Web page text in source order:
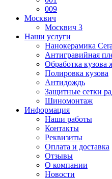
009
Москвич
Москвич 3
Наши услуги
Нанокерамика
Антигравийная
Обработка кузова
Полировка кузова
Антидождь
Защитные сетки
Шиномонтаж
Информация
Наши работы
Контакты
Реквизиты
Оплата и доставка
Отзывы
О компании
Новости